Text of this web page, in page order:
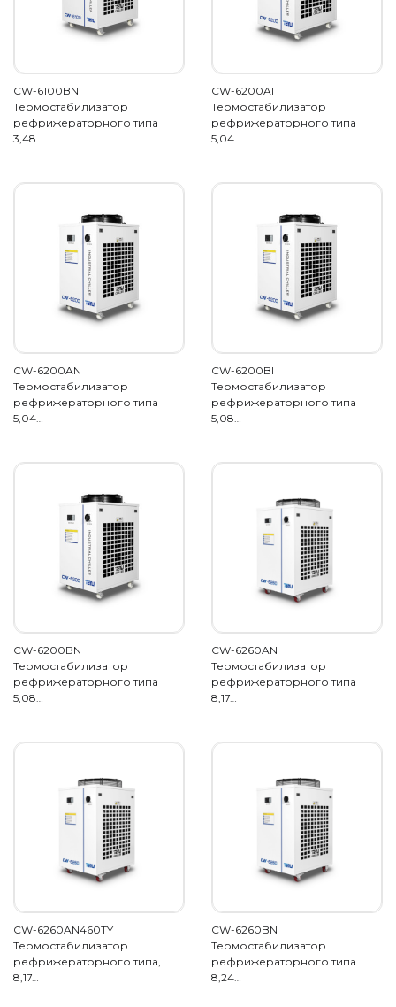
CW-6100BN
Термостабилизатор
рефрижераторного типа
3,48…
CW-6200AI
Термостабилизатор
рефрижераторного типа
5,04…
CW-6200AN
Термостабилизатор
рефрижераторного типа
5,04…
CW-6200BI
Термостабилизатор
рефрижераторного типа
5,08…
CW-6200BN
Термостабилизатор
рефрижераторного типа
5,08…
CW-6260AN
Термостабилизатор
рефрижераторного типа
8,17…
CW-6260AN460TY
Термостабилизатор
рефрижераторного типа,
8,17…
CW-6260BN
Термостабилизатор
рефрижераторного типа
8,24…